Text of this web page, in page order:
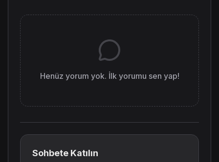
Henüz yorum yok. İlk yorumu sen yap!
Sohbete Katılın